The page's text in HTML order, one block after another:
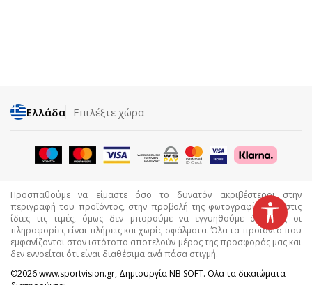
Ελλάδα Επιλέξτε χώρα
Προσπαθούμε να είμαστε όσο το δυνατόν ακριβέστεροι στην
περιγραφή του προϊόντος, στην προβολή της φωτογραφίας και στις
ίδιες τις τιμές, όμως δεν μπορούμε να εγγυηθούμε ότι όλες οι
πληροφορίες είναι πλήρεις και χωρίς σφάλματα. Όλα τα προϊόντα που
εμφανίζονται στον ιστότοπο αποτελούν μέρος της προσφοράς μας και
δεν εννοείται ότι είναι διαθέσιμα ανά πάσα στιγμή.
©2026www.sportvision.gr, ΔημιουργίαNB SOFT. Ολα τα δικαιώματα